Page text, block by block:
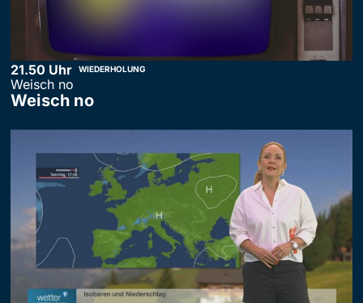
21.50 Uhr WIEDERHOLUNG
Weisch no
Weisch no